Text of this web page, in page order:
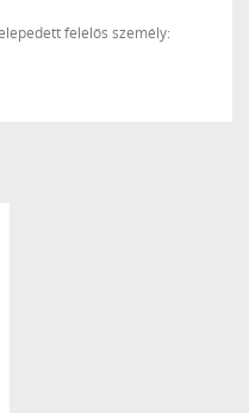
felelős személy: